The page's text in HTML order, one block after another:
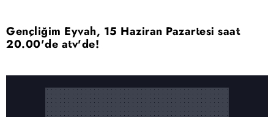
Gençliğim Eyvah, 15 Haziran Pazartesi saat
20.00'de atv'de!